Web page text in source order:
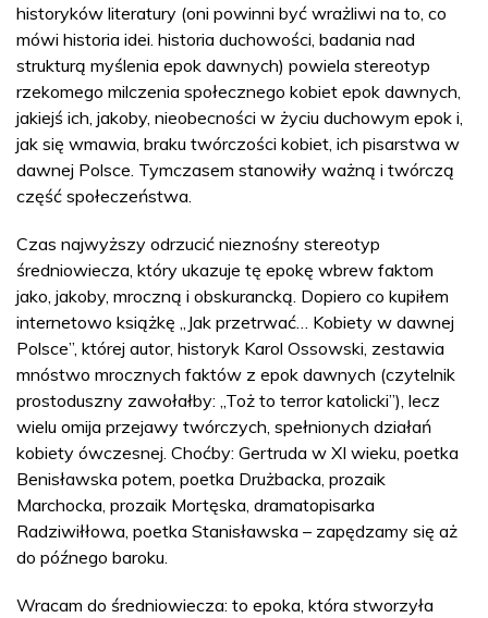
historyków literatury (oni powinni być wrażliwi na to, co
mówi historia idei. historia duchowości, badania nad
strukturą myślenia epok dawnych) powiela stereotyp
rzekomego milczenia społecznego kobiet epok dawnych,
jakiejś ich, jakoby, nieobecności w życiu duchowym epok i,
jak się wmawia, braku twórczości kobiet, ich pisarstwa w
dawnej Polsce. Tymczasem stanowiły ważną i twórczą
część społeczeństwa.
Czas najwyższy odrzucić nieznośny stereotyp
średniowiecza, który ukazuje tę epokę wbrew faktom
jako, jakoby, mroczną i obskurancką. Dopiero co kupiłem
internetowo książkę „Jak przetrwać… Kobiety w dawnej
Polsce”, której autor, historyk Karol Ossowski, zestawia
mnóstwo mrocznych faktów z epok dawnych (czytelnik
prostoduszny zawołałby: „Toż to terror katolicki”), lecz
wielu omija przejawy twórczych, spełnionych działań
kobiety ówczesnej. Choćby: Gertruda w XI wieku, poetka
Benisławska potem, poetka Drużbacka, prozaik
Marchocka, prozaik Mortęska, dramatopisarka
Radziwiłłowa, poetka Stanisławska – zapędzamy się aż
do późnego baroku.
Wracam do średniowiecza: to epoka, która stworzyła